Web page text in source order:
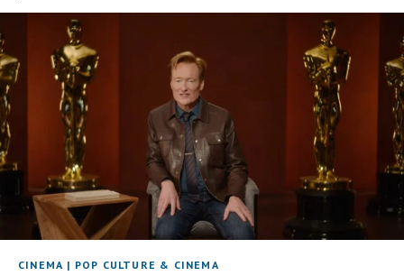
CINEMA | POP CULTURE & CINEMA